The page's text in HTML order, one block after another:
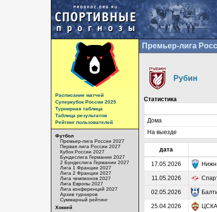
Расписание матчей
Суперкубок России 2025
Турнирная таблица
Таблица результатов
Рейтинг пользователей
Футбол
Премьер-лига России 2027
Первая лига России 2027
Кубок России 2027
Бундеслига Германии 2027
2 Бундеслига Германии 2027
Лига 1 Франции 2027
Лига 2 Франции 2027
Лига чемпионов 2027
Лига Европы 2027
Лига конференций 2027
Архив турниров
Суммарный рейтинг
Хоккей
Премьер-лига
Рубин
Статистика
Дома
На выезде
дата
17.05.2026
11.05.2026
02.05.2026
25.04.2026 ЦСКА